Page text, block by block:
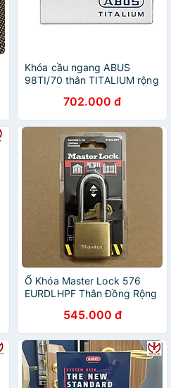
Khóa cầu ngang ABUS
98TI/70 thân TITALIUM rộng
702.000 đ
Ổ Khóa Master Lock 576
EURDLHPF Thân Đồng Rộng
545.000 đ